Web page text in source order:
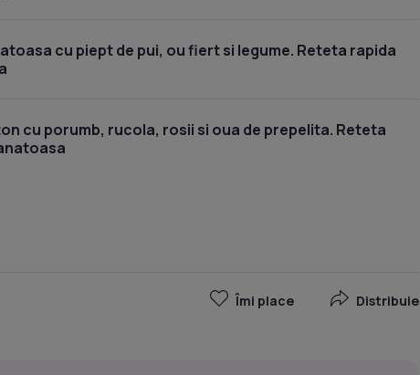
cu piept de pui, ou fiert si legume. Reteta rapida
cu porumb, rucola, rosii si oua de prepelita. Reteta
Îmi place Distribuie